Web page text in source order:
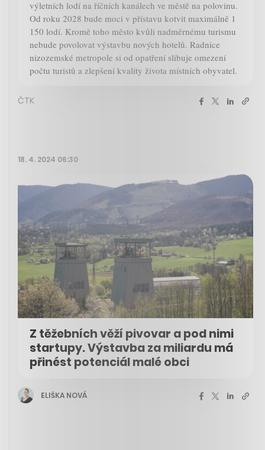
výletních lodí na říčních kanálech ve městě na polovinu.
Od roku 2028 bude moci v přístavu kotvit maximálně 1
150 lodí. Kromě toho město kvůli nadměrnému turismu
nebude povolovat výstavbu nových hotelů. Radnice
nizozemské metropole si od opatření slibuje omezení
počtu turistů a zlepšení kvality života místních obyvatel.
ČTK
18. 4. 2024 06:30
Z těžebních věží pivovar a pod nimi
startupy. Výstavba za miliardu má
přinést potenciál malé obci
ELIŠKA NOVÁ